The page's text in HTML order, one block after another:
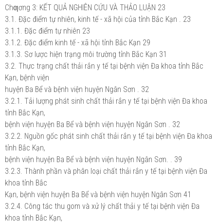
Chƣơng 3: KẾT QUẢ NGHIÊN CỨU VÀ THẢO LUẬN 23
3.1. Đặc điểm tự nhiên, kinh tế - xã hội của tỉnh Bắc Kạn . 23
3.1.1. Đặc điểm tự nhiên 23
3.1.2. Đặc điểm kinh tế - xã hội tỉnh Bắc Kạn 29
3.1.3. Sơ lược hiện trạng môi trường tỉnh Bắc Kạn 31
3.2. Thực trạng chất thải rắn y tế tại bệnh viện Đa khoa tỉnh Bắc
Kạn, bệnh viện
huyện Ba Bể và bệnh viện huyện Ngân Sơn . 32
3.2.1. Tải lượng phát sinh chất thải rắn y tế tại bệnh viện Đa khoa
tỉnh Bắc Kạn,
bệnh viện huyện Ba Bể và bệnh viện huyện Ngân Sơn . 32
3.2.2. Nguồn gốc phát sinh chất thải rắn y tế tại bệnh viện Đa khoa
tỉnh Bắc Kạn,
bệnh viện huyện Ba Bể và bệnh viện huyện Ngân Sơn. . 39
3.2.3. Thành phần và phân loại chất thải rắn y tế tại bệnh viện Đa
khoa tỉnh Bắc
Kạn, bệnh viện huyện Ba Bể và bệnh viện huyện Ngân Sơn 41
3.2.4. Công tác thu gom và xử lý chất thải y tế tại bệnh viện Đa
khoa tỉnh Bắc Kạn,